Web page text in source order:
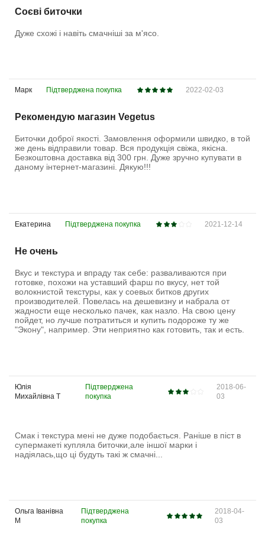
Соєві биточки
Дуже схожі і навіть смачніші за м'ясо.
Марк Підтверджена покупка 2022-02-03
Рекомендую магазин Vegetus
Биточки доброї якості. Замовлення оформили швидко, в той
же день відправили товар. Вся продукція свіжа, якісна.
Безкоштовна доставка від 300 грн. Дуже зручно купувати в
даному інтернет-магазині. Дякую!!!
Екатерина Підтверджена покупка 2021-12-14
Не очень
Вкус и текстура и впраду так себе: разваливаются при
готовке, похожи на уставший фарш по вкусу, нет той
волокнистой текстуры, как у соевых битков других
производителей. Повелась на дешевизну и набрала от
жадности еще несколько пачек, как назло. На свою цену
пойдет, но лучше потратиться и купить подороже ту же
"Экону", например. Эти неприятно как готовить, так и есть.
Юлія
Михайлівна Т
Підтверджена
покупка
2018-06-
03
Смак і текстура мені не дуже подобається. Раніше в піст в
супермакеті купляла биточки,але іншої марки і
надіялась,що ці будуть такі ж смачні...
Ольга Іванівна
М
Підтверджена
покупка
2018-04-
03